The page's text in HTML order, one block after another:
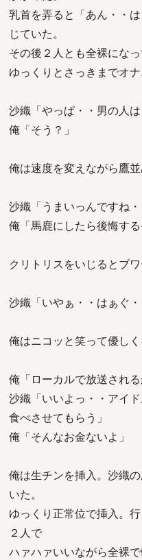
乳首を弄ると「あん・・
じていた。
その後２人とも全裸になっ
ゆっくりとさっきまでオ
沙織「やっぱ・・男の人は
俺「そう？」
俺は速度を変えながら鷹
沙織「うまいっんですね
俺「馬鹿にしたら後悔する
クリトリスをいじるとブ
沙織「いやぁ・・はぁぐ・
俺はニコッと笑って優しく
俺「ローカルで放送される
沙織「いいよっ・・アイ
食べさせてもらう」
俺「そんなお金ないよ」
俺は生チンを挿入。沙織
いた。
ゆっくり正常位で挿入。
２人で
ハァハァいいながら全裸で